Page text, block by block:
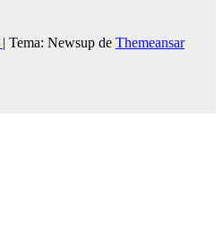
| Tema: Newsup de Themeansar